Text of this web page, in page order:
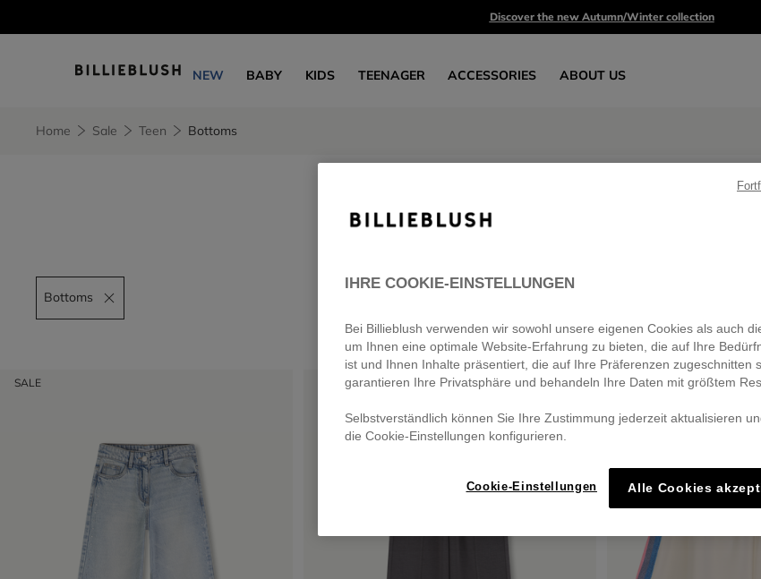
Discover the new Autumn/Winter collection
NEW BABY KIDS TEENAGER ACCESSORIES ABOUT US
Home Sale Teen Bottoms
Girls 8-16 Summer
Bottoms
Remove filter Bottoms
SALE SALE
IHRE COOKIE-EINSTELLUNGEN
Bei Billieblush verwenden wir sowohl unsere eigenen Cookies als auch
um Ihnen eine optimale Website-Erfahrung zu bieten, die auf Ihre
ist und Ihnen Inhalte präsentiert, die auf Ihre Präferenzen zugeschnitten
garantieren Ihre Privatsphäre und behandeln Ihre Daten mit größtem
Selbstverständlich können Sie Ihre Zustimmung jederzeit aktualisieren
die Cookie-Einstellungen konfigurieren.
Cookie-Einstellungen Alle Cookies